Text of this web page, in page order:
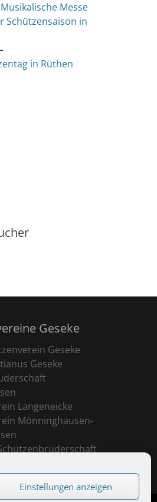
Einstellungen anzeigen
Musikalische Messe
Schützensaison in
in Rüthen
Geseke
Geseke
Geseke
Langeneicke
Mönninghausen-